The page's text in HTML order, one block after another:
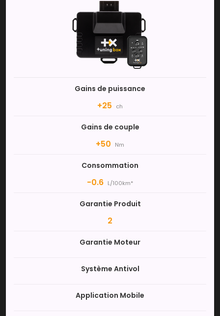
Gains de puissance
+25 ch
Gains de couple
+50 Nm
Consommation
-0.6 L/100km*
Garantie Produit
2
Garantie Moteur
Système Antivol
Application Mobile